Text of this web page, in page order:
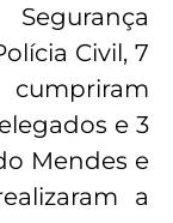
Civil, 7
e 3
Mendes e
a